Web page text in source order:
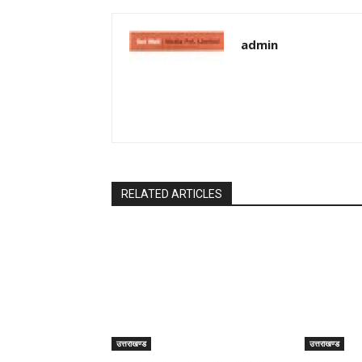
admin
RELATED ARTICLES
उत्तराखण्ड उत्तराखण्ड